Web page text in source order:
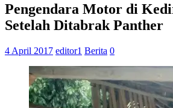
Pengendara Motor di
Setelah Ditabrak Panther
4 April 2017 editor1 Berita 0